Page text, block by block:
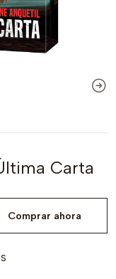
Carta
Comprar ahora